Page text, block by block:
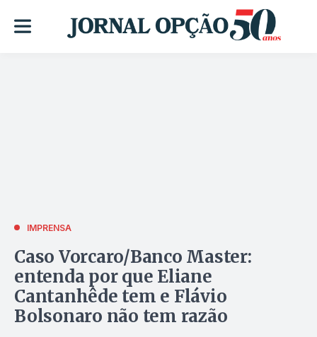
IMPRENSA
Caso Vorcaro/Banco Master:
entenda por que Eliane
Cantanhêde tem e Flávio
Bolsonaro não tem razão